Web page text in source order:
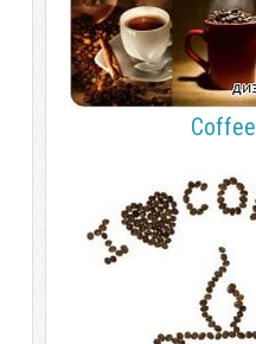
Coffee